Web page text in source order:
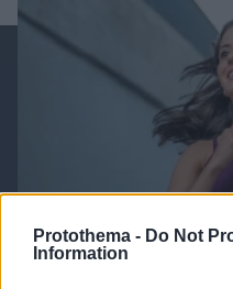
Protothema - Do Not
Information